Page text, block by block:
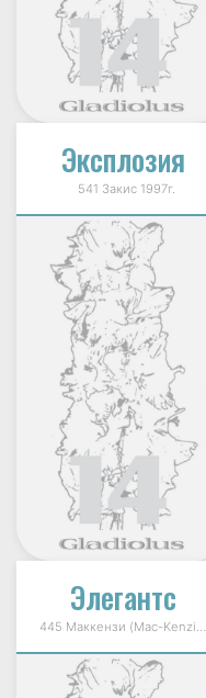
Эксплозия
541 Закис 1997г.
Элегантс